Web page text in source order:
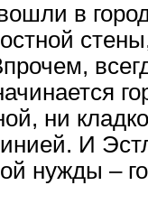
в
ни
И
нужды –